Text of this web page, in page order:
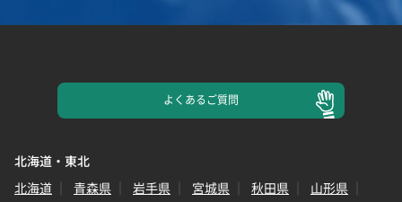
よくあるご質問
北海道・東北
北海道
青森県 岩手県 宮城県 秋田県
山形県